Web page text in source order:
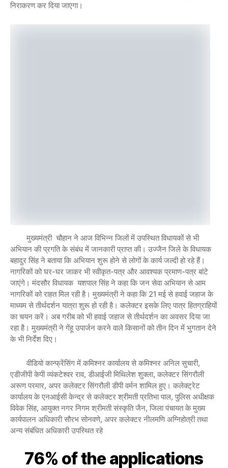
निराकरण कर दिया जाएगा।
मुख्यमंत्री चौहान ने आज विभिन्न जिलों में उपस्थित विधायकों से भी
अभियान की प्रगति के संबंध में जानकारी प्राप्त की। उज्जैन जिले के विधायक
बहादुर सिंह ने बताया कि अभियान शुरू होने से लोगों के कार्य जल्दी हो रहे हैं।
नागरिकों को घर-घर जाकर भी स्वीकृत-पत्र और आवश्यक प्रमाण-पत्र बांटे
जाएंगे। मंदसौर विधायक यशपाल सिंह ने कहा कि जन सेवा अभियान से आम
नागरिकों को राहत मिल रही है। मुख्यमंत्री ने कहा कि 21 मई से हवाई जहाज के
माध्यम से तीर्थदर्शन यात्रा शुरू हो रही है। कलेक्टर इसके लिए पात्र हितग्राहियों
का चयन करें। अब गरीब को भी हवाई जहाज से तीर्थदर्शन का अवसर दिया जा
रहा है। मुख्यमंत्री ने गेंहू उपार्जन करने वाले किसानों को तीन दिन में भुगतान देने
के भी निर्देश दिए।
वीडियो कान्फ्रेंसिंग में कमिश्नर कार्यालय से कमिश्नर अनिल सुचारी,
एडीजीपी केपी व्यंकटेश्वर राव, डीआईजी मिथिलेश शुक्ला, कलेक्टर सिंगरौली
अरूण परमार, अपर कलेक्टर सिंगरौली डीपी वर्मन शामिल हुए। कलेक्ट्रेट
कार्यालय के एनआईसी केन्द्र से कलेक्टर श्रीमती प्रतिभा पाल, पुलिस अधीक्षक
विवेक सिंह, आयुक्त नगर निगम श्रीमती संस्कृति जैन, जिला पंचायत के मुख्य
कार्यपालन अधिकारी सौरभ सोनवणे, अपर कलेक्टर नीलमणि अग्निहोत्री तथा
अन्य संबंधित अधिकारी उपस्थित रहे
76% of the applications